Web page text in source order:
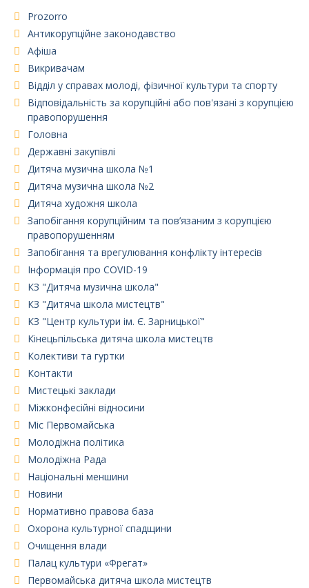
Prozorro
Антикорупційне законодавство
Афіша
Викривачам
Відділ у справах молоді, фізичної культури та спорту
Відповідальність за корупційні або пов'язані з корупцією
правопорушення
Головна
Державні закупівлі
Дитяча музична школа №1
Дитяча музична школа №2
Дитяча художня школа
Запобігання корупційним та пов’язаним з корупцією
правопорушенням
Запобігання та врегулювання конфлікту інтересів
Інформація про COVID-19
КЗ "Дитяча музична школа"
КЗ "Дитяча школа мистецтв"
КЗ "Центр культури ім. Є. Зарницької"
Кінецьпільська дитяча школа мистецтв
Колективи та гуртки
Контакти
Мистецькі заклади
Міжконфесійні відносини
Міс Первомайська
Молодіжна політика
Молодіжна Рада
Національні меншини
Новини
Нормативно правова база
Охорона культурної спадщини
Очищення влади
Палац культури «Фрегат»
Первомайська дитяча школа мистецтв